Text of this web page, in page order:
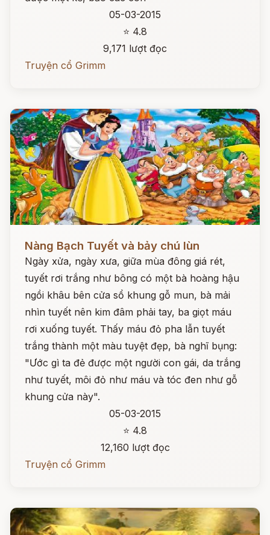
05-03-2015
⭐ 4.8
9,171 lượt đọc
Truyện cổ Grimm
Nàng Bạch Tuyết và bảy chú lùn
Ngày xửa, ngày xưa, giữa mùa đông giá rét,
tuyết rơi trắng như bông có một bà hoàng hậu
ngồi khâu bên cửa sổ khung gỗ mun, bà mải
nhìn tuyết nên kim đâm phải tay, ba giọt máu
rơi xuống tuyết. Thấy máu đỏ pha lẫn tuyết
trắng thành một màu tuyệt đẹp, bà nghĩ bụng:
"Ước gì ta đẻ được một người con gái, da trắng
như tuyết, môi đỏ như máu và tóc đen như gỗ
khung cửa này".
05-03-2015
⭐ 4.8
12,160 lượt đọc
Truyện cổ Grimm